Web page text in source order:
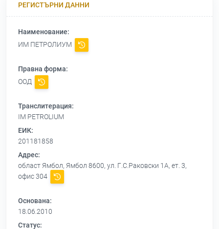
РЕГИСТЪРНИ ДАННИ
Наименование:
ИМ ПЕТРОЛИУМ
Правна форма:
ООД
Транслитерация:
IM PETROLIUM
ЕИК:
201181858
Адрес:
област Ямбол, Ямбол 8600, ул. Г.С.Раковски 1А, ет. 3,
офис 304
Основана:
18.06.2010
Статус: